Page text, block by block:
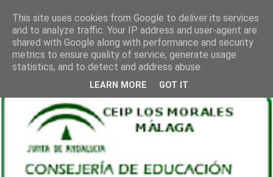
This site uses cookies from Google to deliver its services
and to analyze traffic. Your IP address and user-agent are
shared with Google along with performance and security
metrics to ensure quality of service, generate usage
statistics, and to detect and address abuse.
LEARN MORE GOT IT